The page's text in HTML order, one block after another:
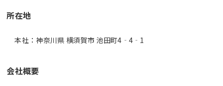
所在地
本社：神奈川県 横須賀市 池田町4‐4‐1
会社概要